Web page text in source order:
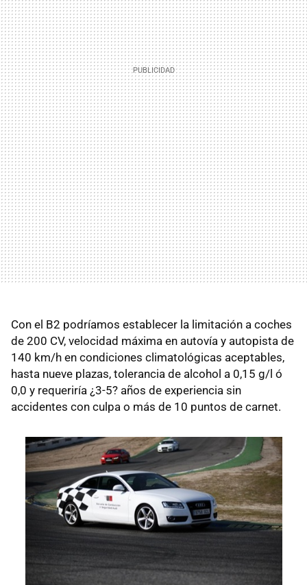
Con el B2 podríamos establecer la limitación a coches
de 200 CV, velocidad máxima en autovía y autopista de
140 km/h en condiciones climatológicas aceptables,
hasta nueve plazas, tolerancia de alcohol a 0,15 g/l ó
0,0 y requeriría ¿3-5? años de experiencia sin
accidentes con culpa o más de 10 puntos de carnet.